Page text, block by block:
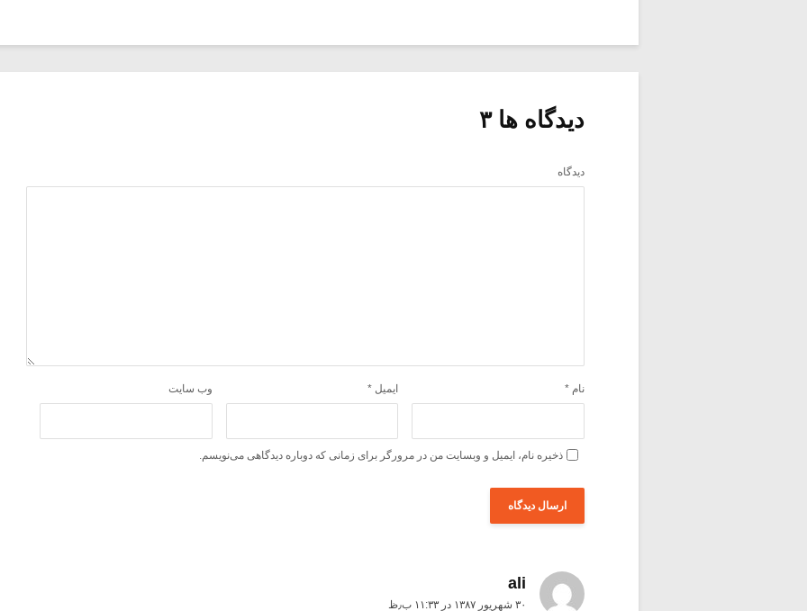
دیدگاه ها ۳
دیدگاه
نام * ایمیل * وب‌ سایت
ذخیره نام، ایمیل و وبسایت من در مرورگر برای زمانی که دوباره دیدگاهی می‌نویسم.
ali
۳۰ شهریور ۱۳۸۷ در ۱۱:۳۳ ب٫ظ